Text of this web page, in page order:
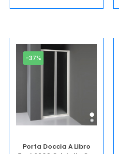
-37%
Porta Doccia A Libro